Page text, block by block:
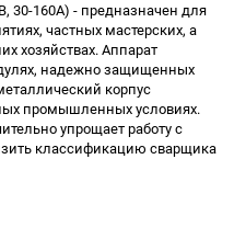
30-160А) - предназначен для
частных мастерских, а
хозяйствах. Аппарат
надежно защищенных
корпус
промышленных условиях.
упрощает работу с
классификацию сварщика